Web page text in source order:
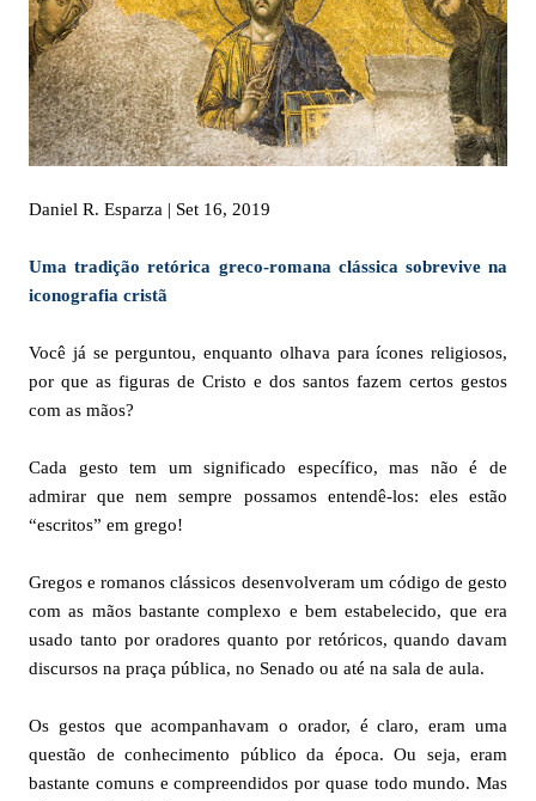
Daniel R. Esparza | Set 16, 2019
Uma tradição retórica greco-romana clássica sobrevive na
iconografia cristã
Você já se perguntou, enquanto olhava para ícones religiosos,
por que as figuras de Cristo e dos santos fazem certos gestos
com as mãos?
Cada gesto tem um significado específico, mas não é de
admirar que nem sempre possamos entendê-los: eles estão
“escritos” em grego!
Gregos e romanos clássicos desenvolveram um código de gesto
com as mãos bastante complexo e bem estabelecido, que era
usado tanto por oradores quanto por retóricos, quando davam
discursos na praça pública, no Senado ou até na sala de aula.
Os gestos que acompanhavam o orador, é claro, eram uma
questão de conhecimento público da época. Ou seja, eram
bastante comuns e compreendidos por quase todo mundo. Mas